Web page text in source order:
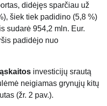
didėjęs sparčiau už
šiek tiek padidino (5,8 %)
sudarė 954,2 mln. Eur.
padidėjo nuo
investicijų srautą
neigiamas grynųjų kitų
(žr. 2 pav.).